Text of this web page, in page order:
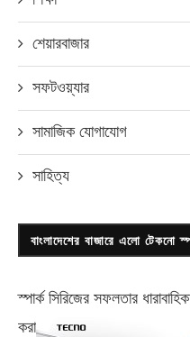
শেয়ারবাজার
সফটওয়্যার
সামাজিক যোগাযোগ
সাহিত্য
বাংলাদেশের বাজারে এলো টেকনো
স্পার্ক সিরিজের সফলতার
করা